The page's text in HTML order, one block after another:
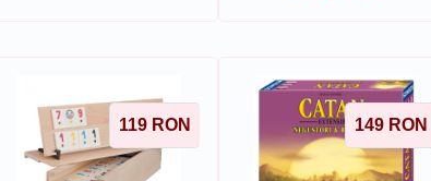
119 RON 149 RON